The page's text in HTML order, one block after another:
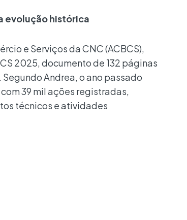
evolução histórica
e Serviços da CNC (ACBCS),
2025, documento de 132 páginas
Andrea, o ano passado
39 mil ações registradas,
técnicos e atividades